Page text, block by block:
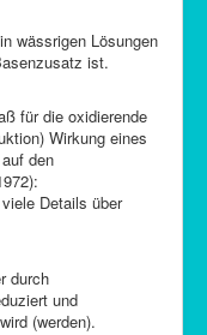
wässrigen Lösungen
ist.
für die oxidierende
Wirkung eines
den
Details über
durch
und
(werden).